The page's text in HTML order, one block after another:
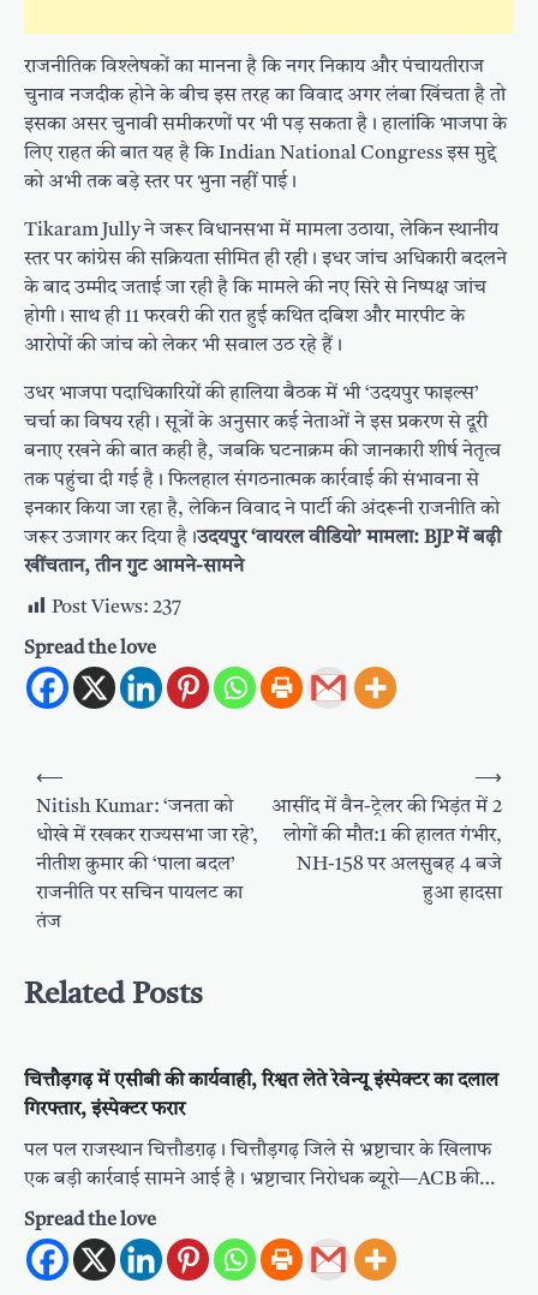
राजनीतिक विश्लेषकों का मानना है कि नगर निकाय और पंचायतीराज
चुनाव नजदीक होने के बीच इस तरह का विवाद अगर लंबा खिंचता है तो
इसका असर चुनावी समीकरणों पर भी पड़ सकता है। हालांकि भाजपा के
लिए राहत की बात यह है कि Indian National Congress इस मुद्दे
को अभी तक बड़े स्तर पर भुना नहीं पाई।
Tikaram Jully ने जरूर विधानसभा में मामला उठाया, लेकिन स्थानीय
स्तर पर कांग्रेस की सक्रियता सीमित ही रही। इधर जांच अधिकारी बदलने
के बाद उम्मीद जताई जा रही है कि मामले की नए सिरे से निष्पक्ष जांच
होगी। साथ ही 11 फरवरी की रात हुई कथित दबिश और मारपीट के
आरोपों की जांच को लेकर भी सवाल उठ रहे हैं।
उधर भाजपा पदाधिकारियों की हालिया बैठक में भी ‘उदयपुर फाइल्स’
चर्चा का विषय रही। सूत्रों के अनुसार कई नेताओं ने इस प्रकरण से दूरी
बनाए रखने की बात कही है, जबकि घटनाक्रम की जानकारी शीर्ष नेतृत्व
तक पहुंचा दी गई है। फिलहाल संगठनात्मक कार्रवाई की संभावना से
इनकार किया जा रहा है, लेकिन विवाद ने पार्टी की अंदरूनी राजनीति को
जरूर उजागर कर दिया है।उदयपुर ‘वायरल वीडियो’ मामला: BJP में बढ़ी
खींचतान, तीन गुट आमने-सामने
Post Views: 237
Spread the love
Post
navigation
⟵
Nitish Kumar: ‘जनता को
धोखे में रखकर राज्यसभा जा रहे’,
नीतीश कुमार की ‘पाला बदल’
राजनीति पर सचिन पायलट का
तंज
आसींद में वैन-ट्रेलर की भिड़ंत में 2
लोगों की मौत:1 की हालत गंभीर,
NH-158 पर अलसुबह 4 बजे
हुआ हादसा
⟶
Related Posts
चित्तौड़गढ़ में एसीबी की कार्यवाही, रिश्वत लेते रेवेन्यू इंस्पेक्टर का दलाल
गिरफ्तार, इंस्पेक्टर फरार
पल पल राजस्थान चित्तौडग़ढ़। चित्तौड़गढ़ जिले से भ्रष्टाचार के खिलाफ
एक बड़ी कार्रवाई सामने आई है। भ्रष्टाचार निरोधक ब्यूरो—ACB की…
Spread the love